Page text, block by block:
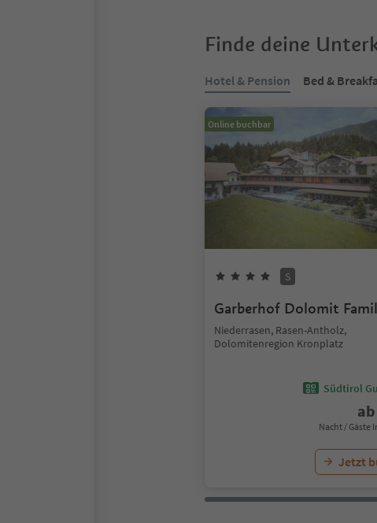
Finde deine
Hotel & Pension Bed &
Online buchbar
S
Garberhof Dolomit
Niederrasen, Rasen-Antholz,
Dolomitenregion Kronplatz
Südtirol
ab
Nacht / Gäste
Jetzt